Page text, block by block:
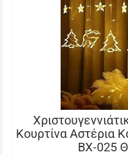
Κουρτίνα Αστέρια
BX-025